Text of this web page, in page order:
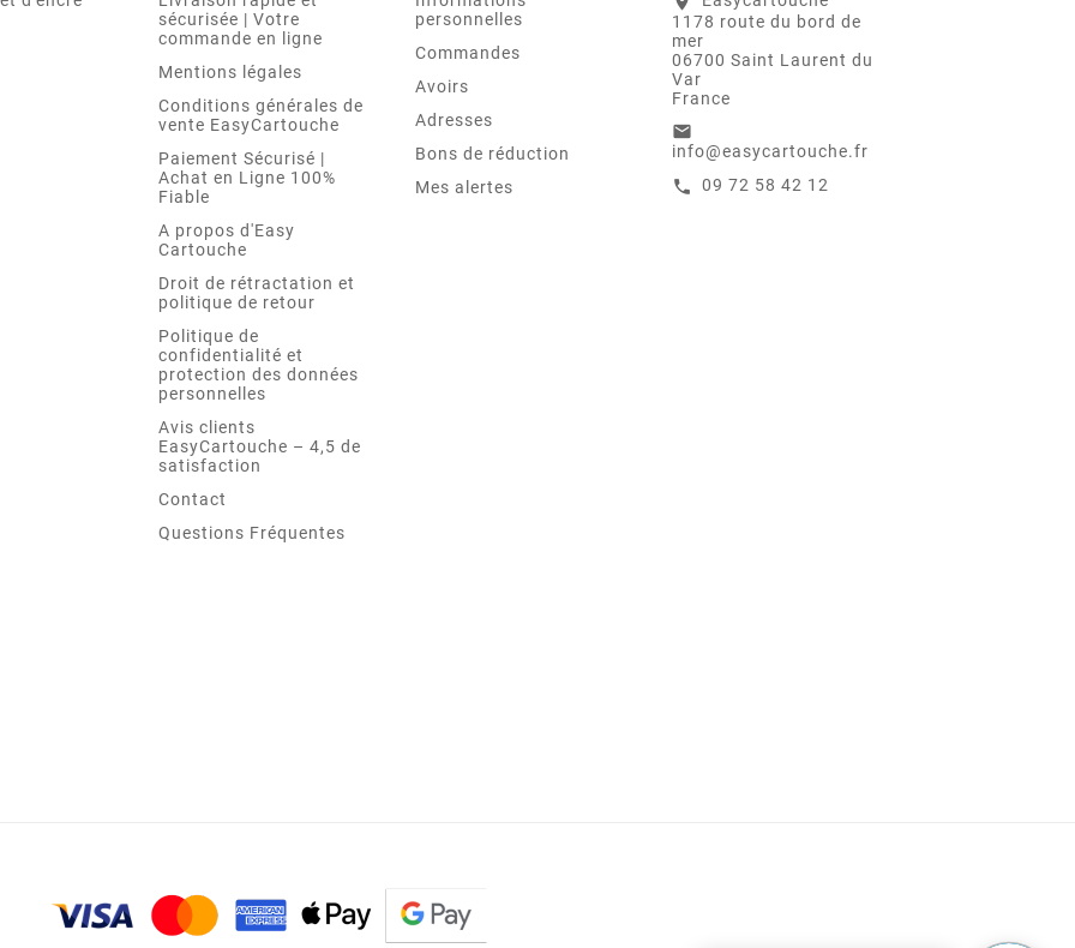
sécurisée | Votre
commande en ligne
Mentions légales
Conditions générales de
vente EasyCartouche
Paiement Sécurisé |
Achat en Ligne 100%
Fiable
A propos d'Easy
Cartouche
Droit de rétractation et
politique de retour
Politique de
confidentialité et
protection des données
personnelles
Avis clients
EasyCartouche – 4,5 de
satisfaction
Contact
Questions Fréquentes
personnelles
Commandes
Avoirs
Adresses
Bons de réduction
Mes alertes
1178 route du bord de
mer
06700 Saint Laurent du
Var
France
email
info@easycartouche.fr
call 09 72 58 42 12